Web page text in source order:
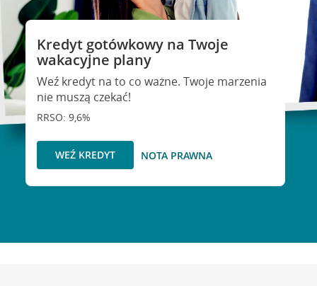
Kredyt gotówkowy na Twoje
wakacyjne plany
Weź kredyt na to co ważne. Twoje marzenia
nie muszą czekać!
RRSO: 9,6%
WEŹ KREDYT NOTA PRAWNA